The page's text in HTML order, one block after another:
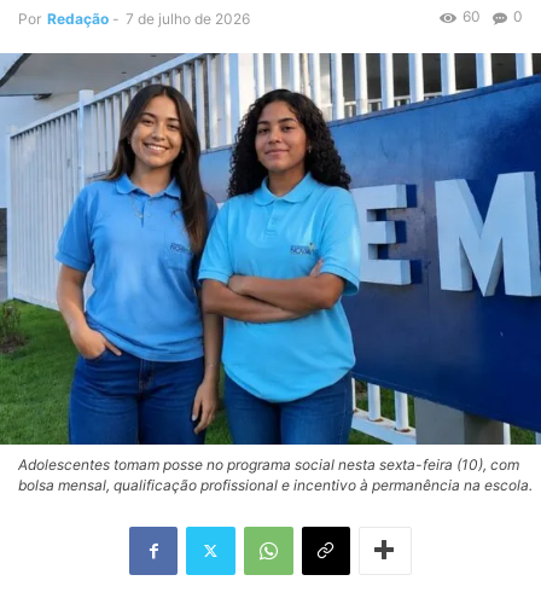
Por Redação - 7 de julho de 2026 0
60
Adolescentes tomam posse no programa social nesta sexta-feira (10), com
bolsa mensal, qualificação profissional e incentivo à permanência na escola.